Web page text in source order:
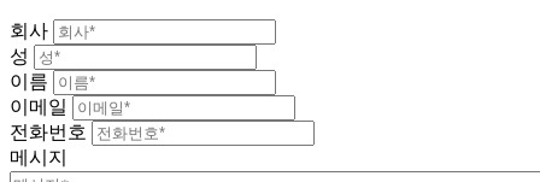
회사
성
이름
이메일
전화번호
메시지